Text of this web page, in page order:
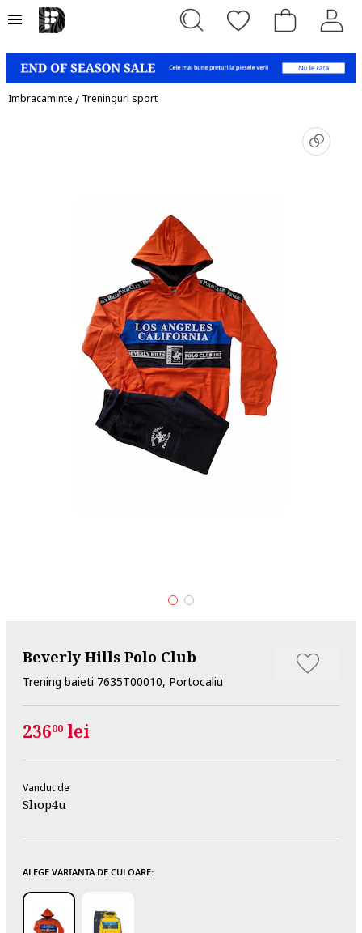
Imbracaminte / Treninguri sport
Beverly Hills Polo Club
Trening baieti 7635T00010, Portocaliu
23600 lei
Vandut de
Shop4u
ALEGE VARIANTA DE CULOARE: